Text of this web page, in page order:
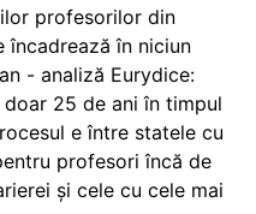
profesorilor din
încadrează în niciun
- analiză Eurydice:
25 de ani în timpul
e între statele cu
profesori încă de
și cele cu cele mai